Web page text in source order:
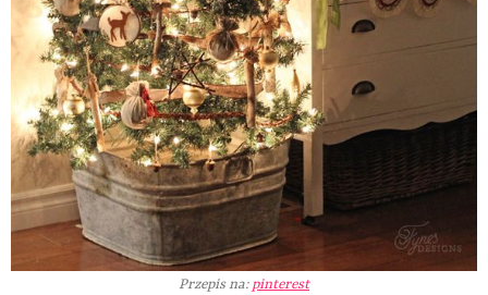
Przepis na: pinterest